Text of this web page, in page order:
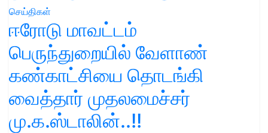
செய்திகள்
ஈரோடு மாவட்டம்
பெருந்துறையில் வேளாண்
கண்காட்சியை தொடங்கி
வைத்தார் முதலமைச்சர்
மு.க.ஸ்டாலின்..!!